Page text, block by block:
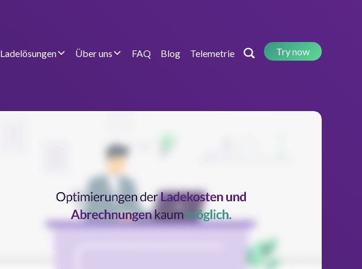
Ladelösungen Über uns FAQ Blog Telemetrie Try now